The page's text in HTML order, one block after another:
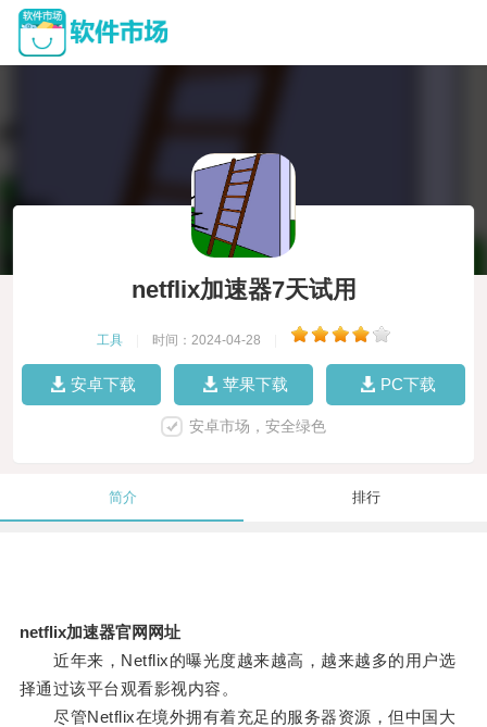
netflix加速器7天试用
工具 时间：2024-04-28
安卓下载 苹果下载 PC下载
安卓市场，安全绿色
简介 排行
netflix加速器官网网址
近年来，Netflix的曝光度越来越高，越来越多的用户选
择通过该平台观看影视内容。
尽管Netflix在境外拥有着充足的服务器资源，但中国大